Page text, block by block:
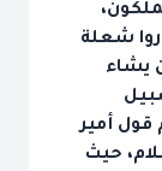
شعلة
يشاء
قول أمير
حيث